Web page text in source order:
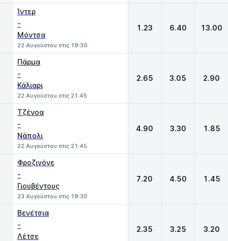
Ίντερ
-
Μόντσα
22 Αυγούστου στις 19:30
1.23 6.40 13.00
Πάρμα
-
Κάλιαρι
22 Αυγούστου στις 21:45
2.65 3.05 2.90
Τζένοα
-
Νάπολι
22 Αυγούστου στις 21:45
4.90 3.30 1.85
Φροζινόνε
-
Γιουβέντους
23 Αυγούστου στις 19:30
7.20 4.50 1.45
Βενέτσια
-
Λέτσε
2.35 3.25 3.20